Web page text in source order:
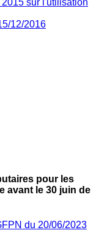
sur l'utilisation
12/2016
pour les
avant le 30 juin de
du 20/06/2023